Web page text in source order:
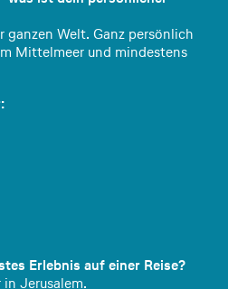
ganzen Welt. Ganz persönlich
Mittelmeer und mindestens
Erlebnis auf einer Reise?
Jerusalem.